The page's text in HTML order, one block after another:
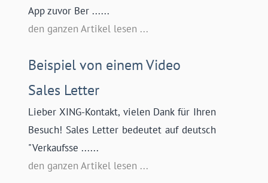
App zuvor Ber ......
den ganzen Artikel lesen ...
Beispiel von einem Video
Sales Letter
Lieber XING-Kontakt, vielen Dank für Ihren
Besuch! Sales Letter bedeutet auf deutsch
"Verkaufsse ......
den ganzen Artikel lesen ...